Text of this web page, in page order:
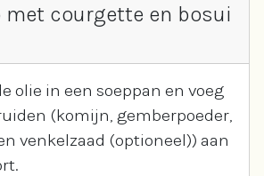
met courgette en bosui
olie in een soeppan en voeg
(komijn, gemberpoeder,
venkelzaad (optioneel)) aan